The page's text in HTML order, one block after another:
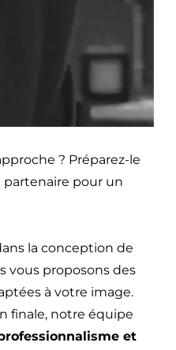
? Préparez-le
partenaire pour un
la conception de
vous proposons des
à votre image.
finale, notre équipe
et